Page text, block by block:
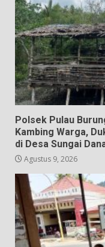
Polsek Pulau
Kambing Warga,
di Desa Sungai
Agustus 9, 2026